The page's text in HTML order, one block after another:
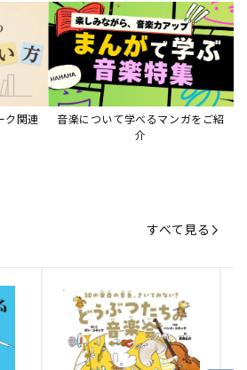
ク関連
音楽について学べるマンガをご紹
介
すべて見る